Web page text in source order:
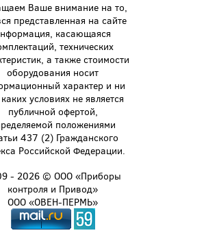
Ваше внимание на то,
представленная на сайте
касающаяся
технических
а также стоимости
оборудования носит
характер и ни
условиях не является
публичной офертой,
положениями
437 (2) Гражданского
Российской Федерации.
- 2026 © ООО «Приборы
контроля и Привод»
ООО «ОВЕН-ПЕРМЬ»